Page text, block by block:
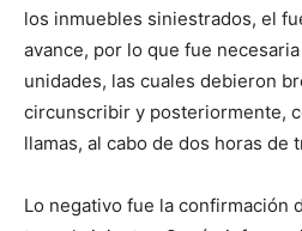
los inmuebles siniestrados, el
avance, por lo que fue
unidades, las cuales debieron
circunscribir y posteriormente,
llamas, al cabo de dos horas de
Lo negativo fue la confirmación